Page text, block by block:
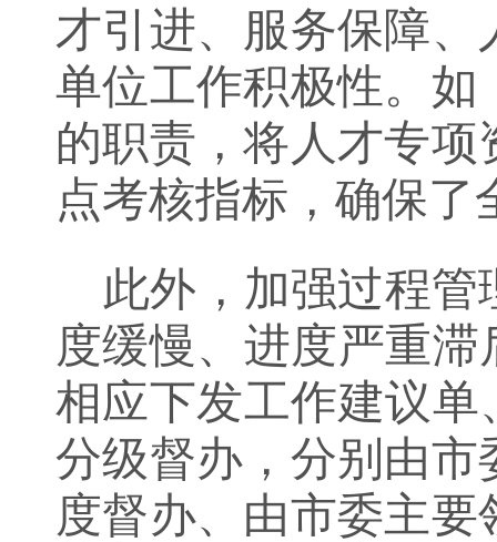
才引进、服务保障
单位工作积极性。 如
的职责，将人才专
点考核指标，确保
此外 ， 加强过程管
度缓慢、 进度严重滞
相应下发工作建议单
分级督办 ，分别 由市
度督办、 由市委主要